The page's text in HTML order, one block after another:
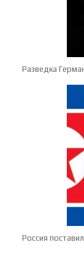
Разведка
Россия